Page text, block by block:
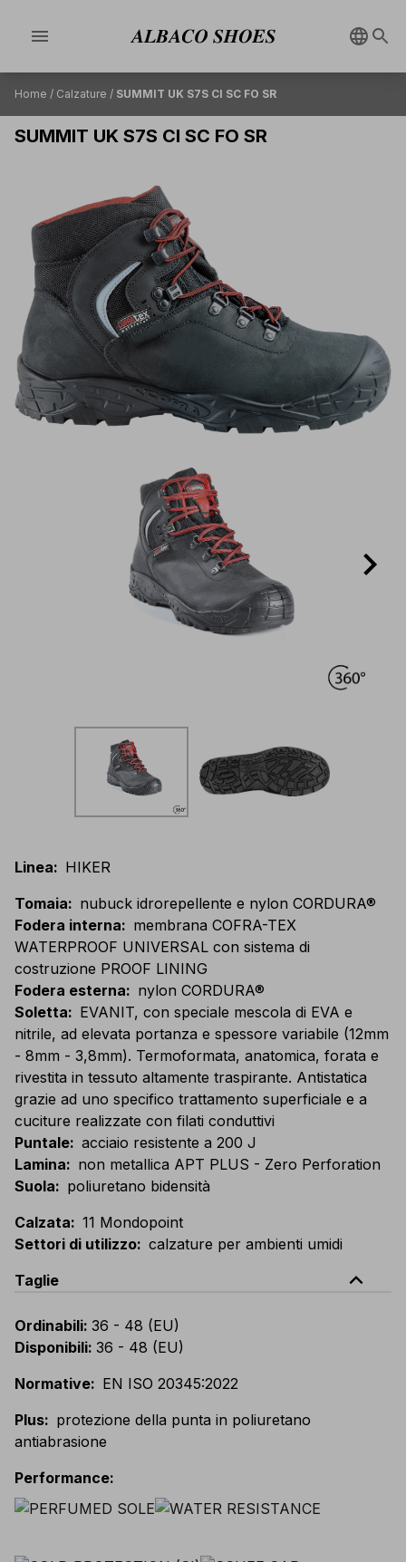
menu
Home / Calzature / SUMMIT UK S7S CI SC FO SR
SUMMIT UK S7S CI SC FO SR
Linea: HIKER
Tomaia: nubuck idrorepellente e nylon CORDURA®
Fodera interna: membrana COFRA-TEX
WATERPROOF UNIVERSAL con sistema di
costruzione PROOF LINING
Fodera esterna: nylon CORDURA®
Soletta: EVANIT, con speciale mescola di EVA e
nitrile, ad elevata portanza e spessore variabile (12mm
- 8mm - 3,8mm). Termoformata, anatomica, forata e
rivestita in tessuto altamente traspirante. Antistatica
grazie ad uno specifico trattamento superficiale e a
cuciture realizzate con filati conduttivi
Puntale: acciaio resistente a 200 J
Lamina: non metallica APT PLUS - Zero Perforation
Suola: poliuretano bidensità
Calzata: 11 Mondopoint
Settori di utilizzo: calzature per ambienti umidi
Taglie
expand_less
Ordinabili: 36 - 48 (EU)
Disponibili: 36 - 48 (EU)
Normative: EN ISO 20345:2022
Plus: protezione della punta in poliuretano
antiabrasione
Performance: